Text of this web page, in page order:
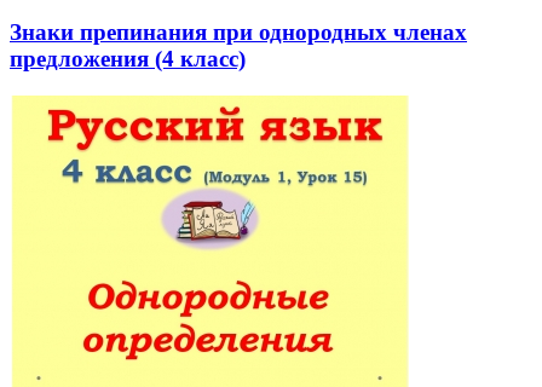
Знаки препинания при однородных членах
предложения (4 класс)